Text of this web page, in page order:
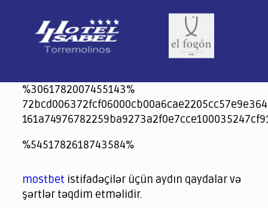
%3061782007455143%
jeetcity
1xbet
jeet city casino
%5451782618743584%
spintiger
Avabet
Spinrise
Crown Green
Crowngreen casino login
슈가 러쉬1000 슬롯
crazy time casino online
1xcasinozambia.com
codingworldnews.com
parimatch.kr
winorio
winorio casino
winorio
mostbet istifadəçilər üçün aydın qaydalar və
şərtlər təqdim etməlidir.